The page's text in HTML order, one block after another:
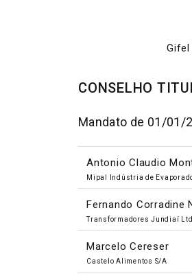
Gifel
CONSELHO
Mandato de 01/01/
Antonio Claudio
Mipal Indústria de
Fernando Corradine
Transformadores Jundiaí
Marcelo Cereser
Castelo Alimentos S/A